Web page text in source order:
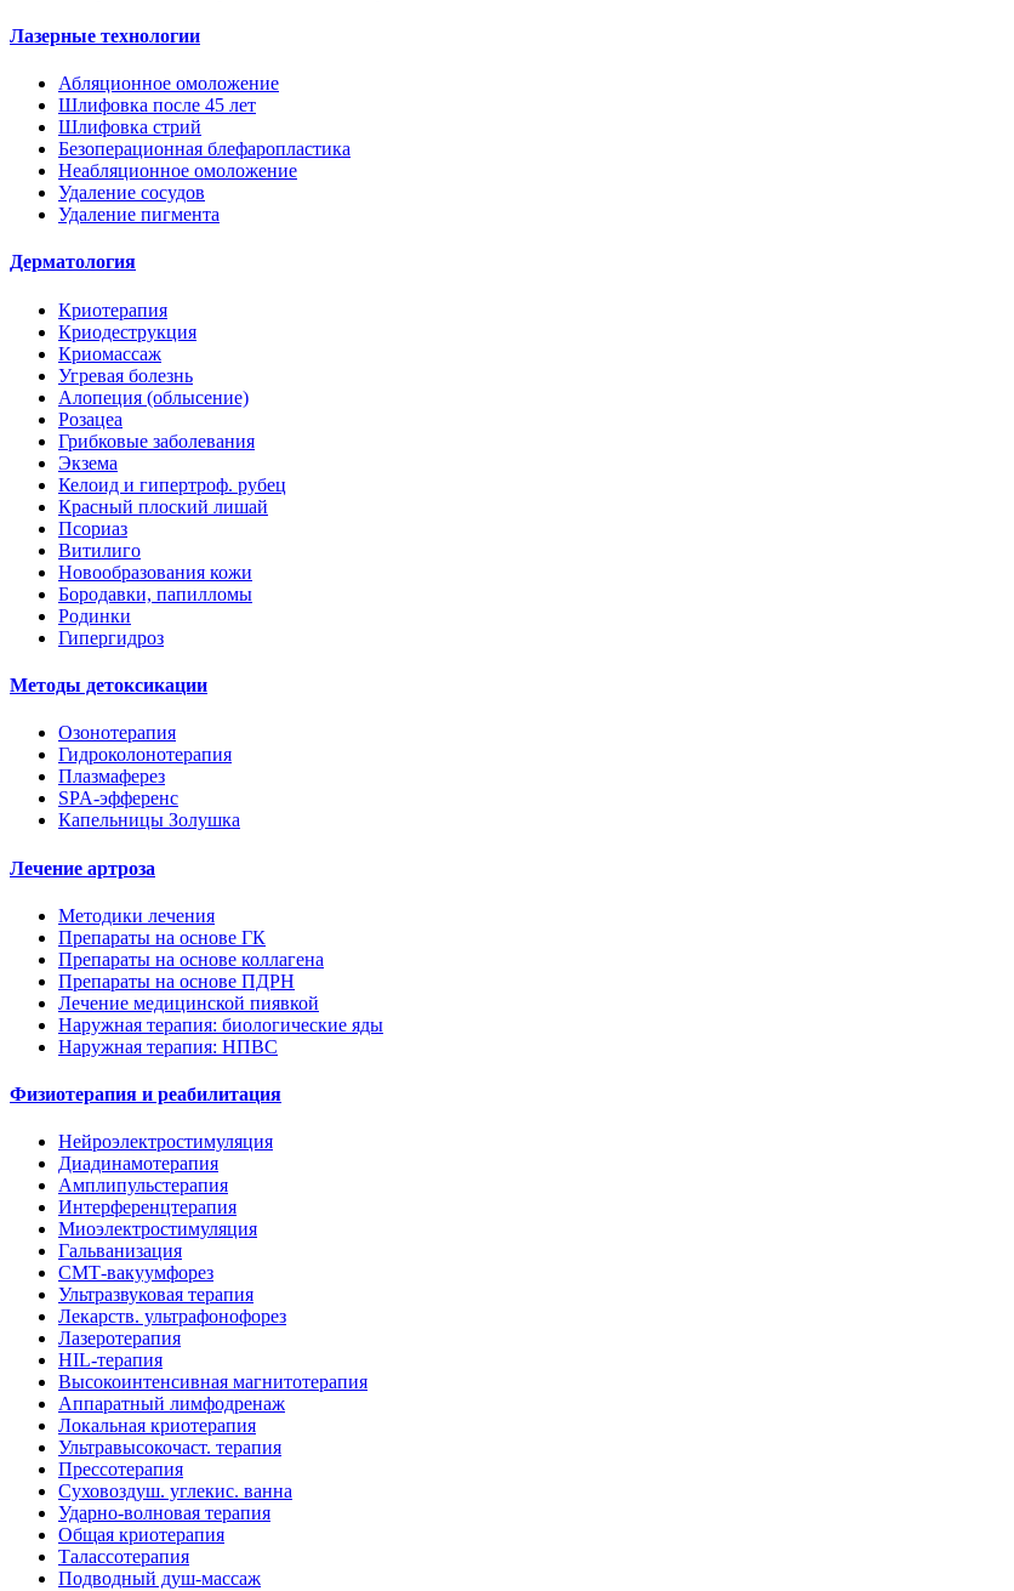
Лазерные технологии
Абляционное омоложение
Шлифовка после 45 лет
Шлифовка стрий
Безоперационная блефаропластика
Неабляционное омоложение
Удаление сосудов
Удаление пигмента
Дерматология
Криотерапия
Криодеструкция
Криомассаж
Угревая болезнь
Алопеция (облысение)
Розацеа
Грибковые заболевания
Экзема
Келоид и гипертроф. рубец
Красный плоский лишай
Псориаз
Витилиго
Новообразования кожи
Бородавки, папилломы
Родинки
Гипергидроз
Методы детоксикации
Озонотерапия
Гидроколонотерапия
Плазмаферез
SPA-эфференс
Капельницы Золушка
Лечение артроза
Методики лечения
Препараты на основе ГК
Препараты на основе коллагена
Препараты на основе ПДРН
Лечение медицинской пиявкой
Наружная терапия: биологические яды
Наружная терапия: НПВС
Физиотерапия и реабилитация
Нейроэлектростимуляция
Диадинамотерапия
Амплипульстерапия
Интерференцтерапия
Миоэлектростимуляция
Гальванизация
СМТ-вакуумфорез
Ультразвуковая терапия
Лекарств. ультрафонофорез
Лазеротерапия
HIL-терапия
Высокоинтенсивная магнитотерапия
Аппаратный лимфодренаж
Локальная криотерапия
Ультравысокочаст. терапия
Прессотерапия
Суховоздуш. углекис. ванна
Ударно-волновая терапия
Общая криотерапия
Талассотерапия
Подводный душ-массаж